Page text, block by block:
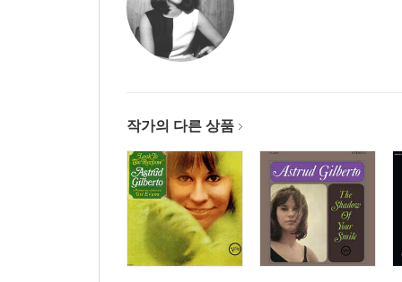
작가의 다른 상품